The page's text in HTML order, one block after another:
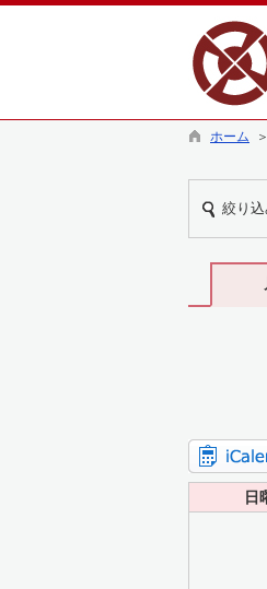
ホーム
絞り
日